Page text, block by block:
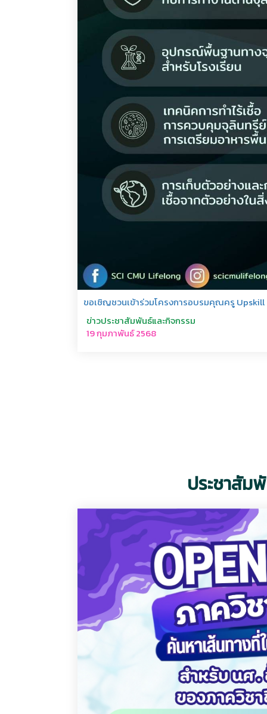
ขอเชิญชวนเข้าร่วมโครงการอบรมคุณครู
ข่าวประชาสัมพันธ์และกิจกรรม
19 กุมภาพันธ์ 2568
ประชาสัม